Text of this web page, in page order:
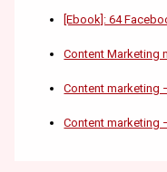
[Ebook]: 64
Content Marketing
Content marketing
Content marketing